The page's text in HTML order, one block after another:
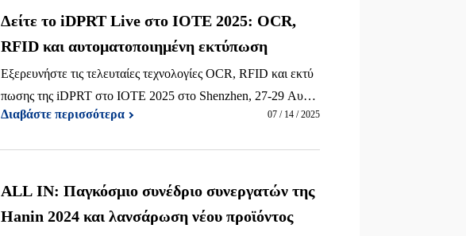
Δείτε το iDPRT Live στο IOTE 2025: OCR,
RFID και αυτοματοποιημένη εκτύπωση
Εξερευνήστε τις τελευταίες τεχνολογίες OCR, RFID και εκτύ
πωσης της iDPRT στο IOTE 2025 στο Shenzhen, 27-29 Αυγο
ύστου. Στάδιο 9B19, Αίθουσα 9.
Διαβάστε περισσότερα 07 / 14 / 2025
ALL IN: Παγκόσμιο συνέδριο συνεργατών της
Hanin 2024 και λανσάρωση νέου προϊόντος